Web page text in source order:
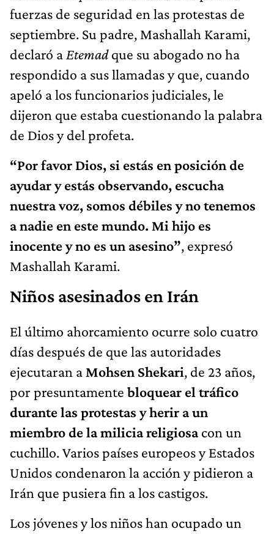
fuerzas de seguridad en las protestas de
septiembre. Su padre, Mashallah Karami,
declaró a Etemadque su abogado no ha
respondido a sus llamadas y que, cuando
apeló a los funcionarios judiciales, le
dijeron que estaba cuestionando la palabra
de Dios y del profeta.
“Por favor Dios, si estás en posición de
ayudar y estás observando, escucha
nuestra voz, somos débiles y no tenemos
a nadie en este mundo. Mi hijo es
inocente y no es un asesino”, expresó
Mashallah Karami.
Niños asesinados en Irán
El último ahorcamiento ocurre solo cuatro
días después de que las autoridades
ejecutaran a Mohsen Shekari, de 23 años,
por presuntamente bloquear el tráfico
durante las protestas y herir a un
miembro de la milicia religiosacon un
cuchillo. Varios países europeos y Estados
Unidos condenaron la acción y pidieron a
Irán que pusiera fin a los castigos.
Los jóvenes y los niños han ocupado un